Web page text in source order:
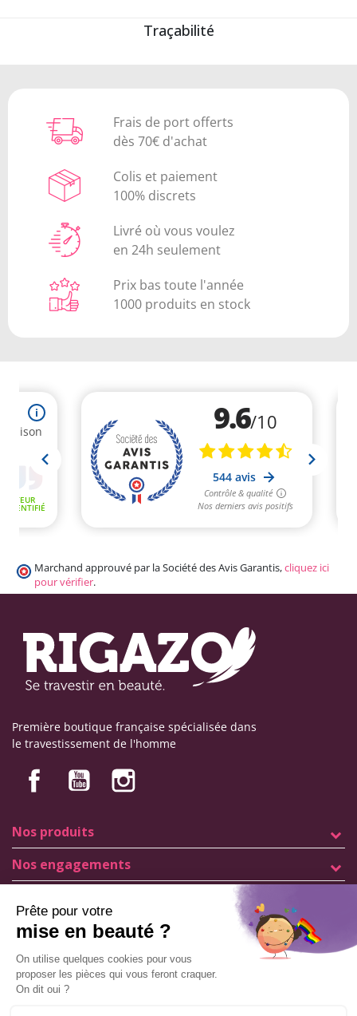
Traçabilité
Frais de port offerts
dès 70€ d'achat
Colis et paiement
100% discrets
Livré où vous voulez
en 24h seulement
Prix bas toute l'année
1000 produits en stock
Marchand approuvé par la Société des Avis Garantis,cliquez ici
pour vérifier.
Première boutique française spécialisée dans
le travestissement de l'homme
Nos produits
Nos engagements
Mentions légales
Conditions générales de vente
© Copyright Labophyto
Tous droits réservés